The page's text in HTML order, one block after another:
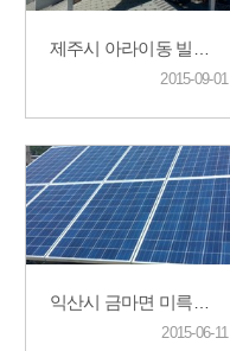
2015-09-01
2015-06-11